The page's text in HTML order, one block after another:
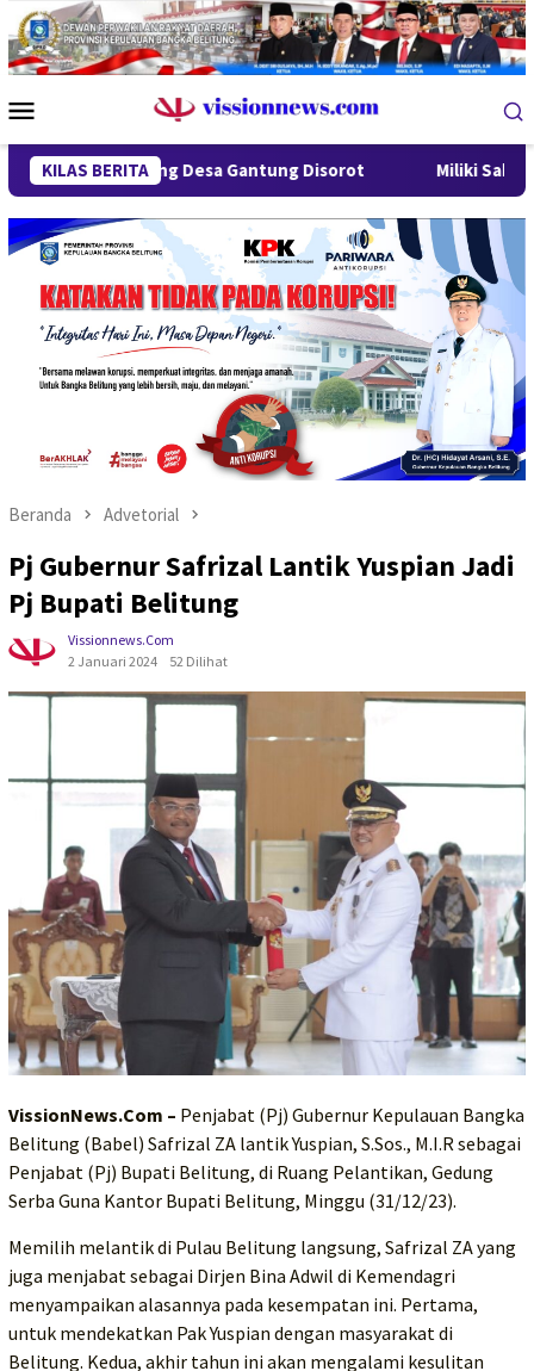
Loncat
ke
konten
Mobile
KILAS BERITA
Desa Gantung Disorot Miliki Sabu 50 Gram, IRT
Beranda Advetorial
Pj Gubernur Safrizal Lantik Yuspian Jadi
Pj Bupati Belitung
Vissionnews.com
2 Januari 2024
52 Dilihat
VissionNews.Com – Penjabat (Pj) Gubernur Kepulauan Bangka
Belitung (Babel) Safrizal ZA lantik Yuspian, S.Sos., M.I.R sebagai
Penjabat (Pj) Bupati Belitung, di Ruang Pelantikan, Gedung
Serba Guna Kantor Bupati Belitung, Minggu (31/12/23).
Memilih melantik di Pulau Belitung langsung, Safrizal ZA yang
juga menjabat sebagai Dirjen Bina Adwil di Kemendagri
menyampaikan alasannya pada kesempatan ini. Pertama,
untuk mendekatkan Pak Yuspian dengan masyarakat di
Belitung. Kedua, akhir tahun ini akan mengalami kesulitan